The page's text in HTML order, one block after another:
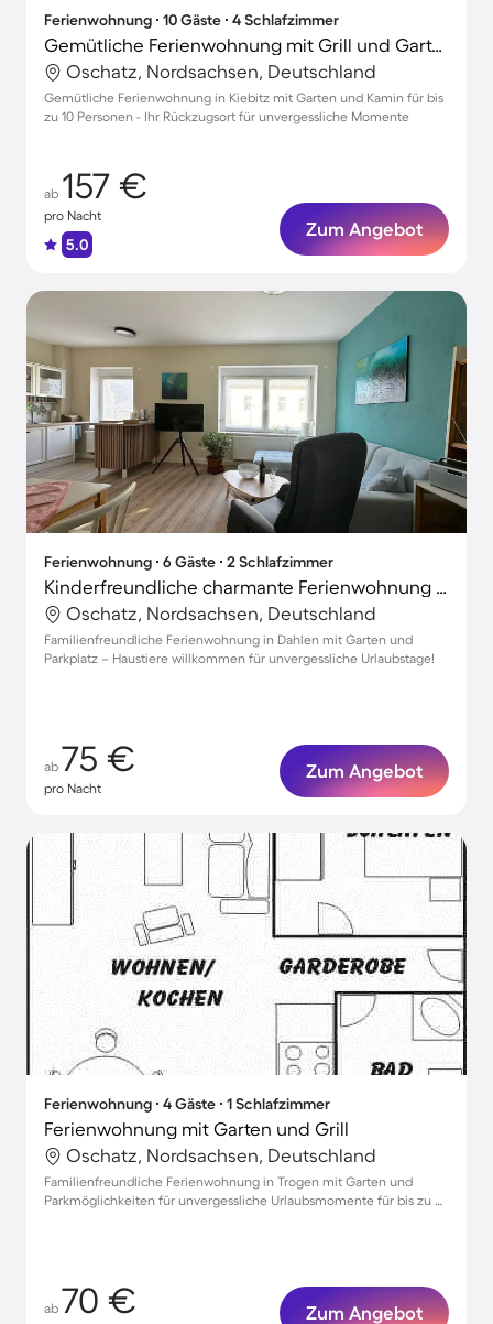
Ferienwohnung ∙ 10 Gäste ∙ 4 Schlafzimmer
Gemütliche Ferienwohnung mit Grill und Garten
Oschatz, Nordsachsen, Deutschland
Gemütliche Ferienwohnung in Kiebitz mit Garten und Kamin für bis
zu 10 Personen - Ihr Rückzugsort für unvergessliche Momente
ab 157 €
pro Nacht
5.0
Zum Angebot
Ferienwohnung ∙ 6 Gäste ∙ 2 Schlafzimmer
Kinderfreundliche charmante Ferienwohnung mit Garten | Haustiere sind willkommen
Oschatz, Nordsachsen, Deutschland
Familienfreundliche Ferienwohnung in Dahlen mit Garten und
Parkplatz – Haustiere willkommen für unvergessliche Urlaubstage!
ab 75 €
pro Nacht
Zum Angebot
Ferienwohnung ∙ 4 Gäste ∙ 1 Schlafzimmer
Ferienwohnung mit Garten und Grill
Oschatz, Nordsachsen, Deutschland
Familienfreundliche Ferienwohnung in Trogen mit Garten und
Parkmöglichkeiten für unvergessliche Urlaubsmomente für bis zu 4
ab 70 € Zum Angebot